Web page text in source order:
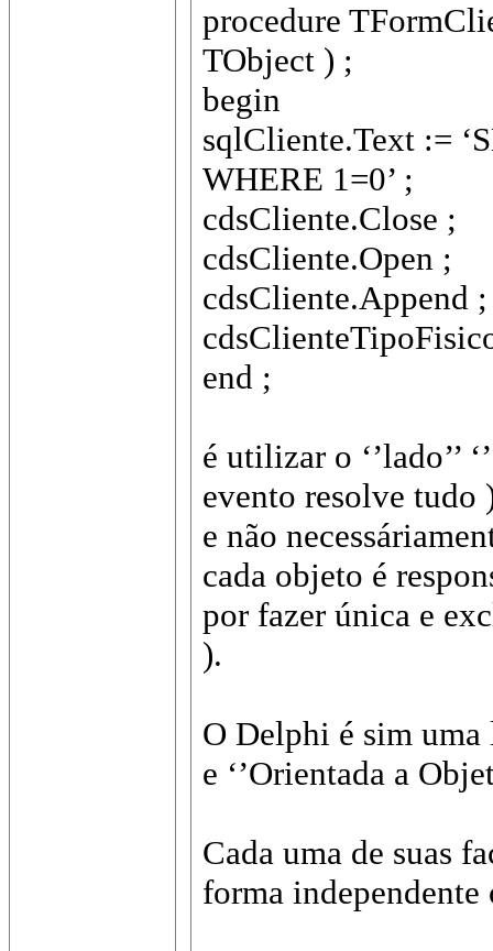
procedure
TObject ) ;
begin
sqlCliente.Text :=
WHERE 1=0’ ;
cdsCliente.Close ;
cdsCliente.Open ;
cdsCliente.Append ;
end ;
é utilizar o ‘’lado’’
evento resolve tudo
e não
cada objeto é
por fazer única e
).
O Delphi é sim uma
e ‘’Orientada a
Cada uma de suas
forma